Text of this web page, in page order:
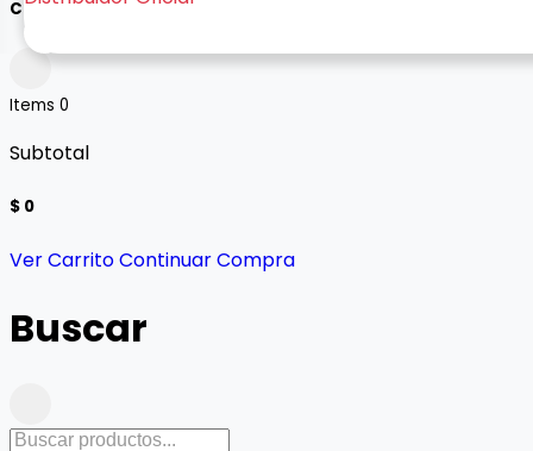
Carrito
Items 0
Subtotal
$ 0
Ver CarritoContinuar Compra
Buscar